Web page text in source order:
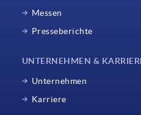
Messen
Presseberichte
UNTERNEHMEN &
Unternehmen
Karriere